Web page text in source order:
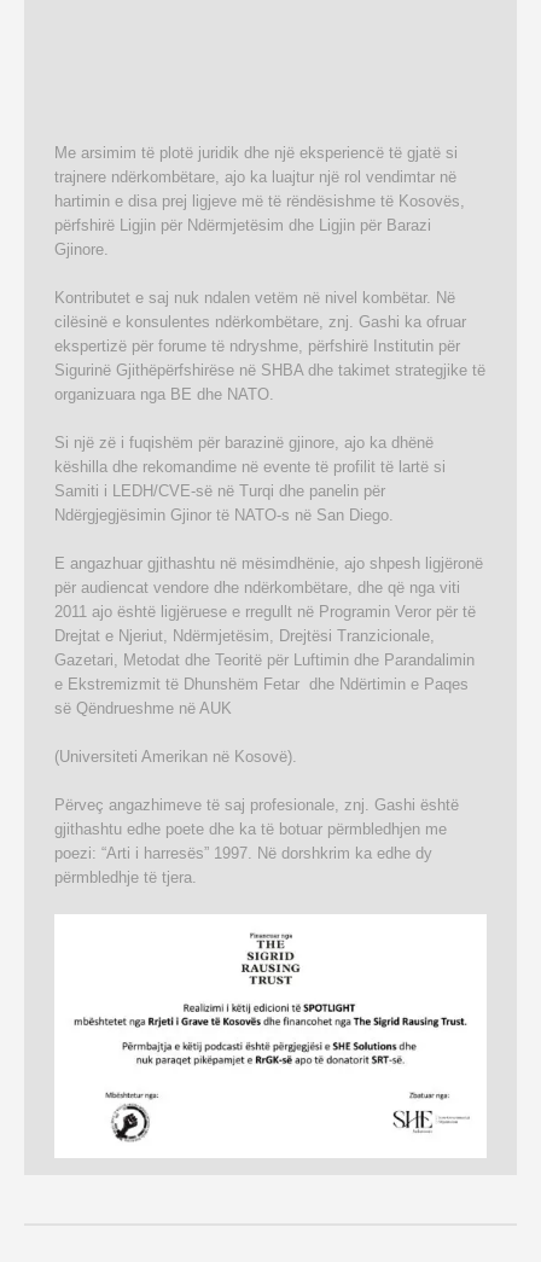
Me arsimim të plotë juridik dhe një eksperiencë të gjatë si
trajnere ndërkombëtare, ajo ka luajtur një rol vendimtar në
hartimin e disa prej ligjeve më të rëndësishme të Kosovës,
përfshirë Ligjin për Ndërmjetësim dhe Ligjin për Barazi
Gjinore.
Kontributet e saj nuk ndalen vetëm në nivel kombëtar. Në
cilësinë e konsulentes ndërkombëtare, znj. Gashi ka ofruar
ekspertizë për forume të ndryshme, përfshirë Institutin për
Sigurinë Gjithëpërfshirëse në SHBA dhe takimet strategjike të
organizuara nga BE dhe NATO.
Si një zë i fuqishëm për barazinë gjinore, ajo ka dhënë
këshilla dhe rekomandime në evente të profilit të lartë si
Samiti i LEDH/CVE-së në Turqi dhe panelin për
Ndërgjegjësimin Gjinor të NATO-s në San Diego.
E angazhuar gjithashtu në mësimdhënie, ajo shpesh ligjëronë
për audiencat vendore dhe ndërkombëtare, dhe që nga viti
2011 ajo është ligjëruese e rregullt në Programin Veror për të
Drejtat e Njeriut, Ndërmjetësim, Drejtësi Tranzicionale,
Gazetari, Metodat dhe Teoritë për Luftimin dhe Parandalimin
e Ekstremizmit të Dhunshëm Fetar dhe Ndërtimin e Paqes
së Qëndrueshme në AUK
(Universiteti Amerikan në Kosovë).
Përveç angazhimeve të saj profesionale, znj. Gashi është
gjithashtu edhe poete dhe ka të botuar përmbledhjen me
poezi: “Arti i harresës” 1997. Në dorshkrim ka edhe dy
përmbledhje të tjera.